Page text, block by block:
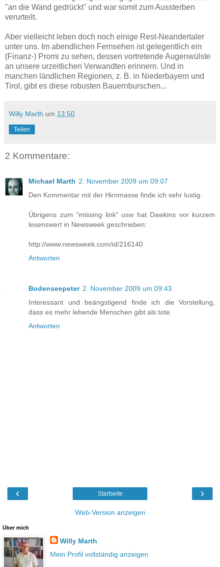
"an die Wand gedrückt" und war somit zum Aussterben
verurteilt.
Aber vielleicht leben doch noch einige Rest-Neandertaler
unter uns. Im abendlichen Fernsehen ist gelegentlich ein
(Finanz-) Promi zu sehen, dessen vortretende Augenwülste
an unsere urzeitlichen Verwandten erinnern. Und in
manchen ländlichen Regionen, z. B. in Niederbayern und
Tirol, gibt es diese robusten Bauernburschen...
Willy Marth um 13:50
Teilen
2 Kommentare:
Michael Marth 2. November 2009 um 09:07
Den Kommentar mit der Hirnmasse finde ich sehr lustig.
Übrigens zum "missing link" usw hat Dawkins vor kurzem
lesenswert in Newsweek geschrieben:
http://www.newsweek.com/id/216140
Antworten
Bodenseepeter 2. November 2009 um 09:43
Interessant und beängstigend finde ich die Vorstellung,
dass es mehr lebende Menschen gibt als tote.
Antworten
‹ ›
Startseite
Web-Version anzeigen
Über mich
Willy Marth
Mein Profil vollständig anzeigen